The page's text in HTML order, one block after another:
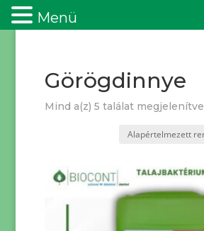
Görögdinnye
Mind a(z) 5 találat megjelenítve
Menü